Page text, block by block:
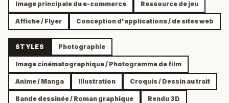
Image principale du e-commerce Ressource de jeu
Affiche / Flyer Conception d'applications / de sites web
STYLES Photographie
Image cinématographique / Photogramme de film
Anime / Manga Illustration Croquis / Dessin au trait
Bande dessinée / Roman graphique Rendu 3D